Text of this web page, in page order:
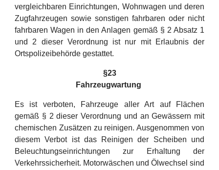
vergleichbaren Einrichtungen, Wohnwagen und deren
Zugfahrzeugen sowie sonstigen fahrbaren oder nicht
fahrbaren Wagen in den Anlagen gemäß § 2 Absatz 1
und 2 dieser Verordnung ist nur mit Erlaubnis der
Ortspolizeibehörde gestattet.
§23
Fahrzeugwartung
Es ist verboten, Fahrzeuge aller Art auf Flächen
gemäß § 2 dieser Verordnung und an Gewässern mit
chemischen Zusätzen zu reinigen. Ausgenommen von
diesem Verbot ist das Reinigen der Scheiben und
Beleuchtungseinrichtungen zur Erhaltung der
Verkehrssicherheit. Motorwäschen und Ölwechsel sind